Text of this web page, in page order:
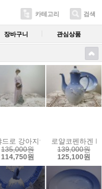
카테고리 검색
장바구니 관심상품
드로 강아지안고 나들이숙녀
135,000원
114,750원
로얄코펜하겐
139,000원
125,100원